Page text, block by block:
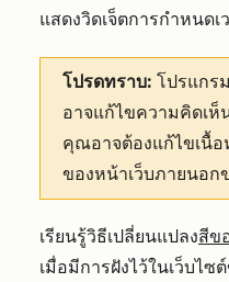
แสดงวิดเจ็ตการกำหนดเ
โปรดทราบ: โปรแกร
อาจแก้ไขความคิดเห็
คุณอาจต้องแก้ไขเนื้อ
ของหน้าเว็บภายนอ
เรียนรู้วิธีเปลี่ยนแปลงสีข
เมื่อมีการฝังไว้ในเว็บไ